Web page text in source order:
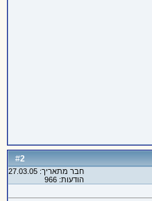
#
2
חבר מתאריך: 27.03.05
הודעות: 966